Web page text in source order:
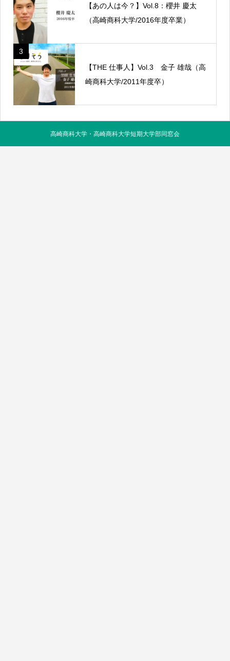
【あの人は今？】Vol.8：櫻井 慶太
（高崎商科大学/2016年度卒業）
3
【THE 仕事人】Vol.3 金子 雄哉（高
崎商科大学/2011年度卒）
高崎商科大学・高崎商科大学短期大学部同窓会